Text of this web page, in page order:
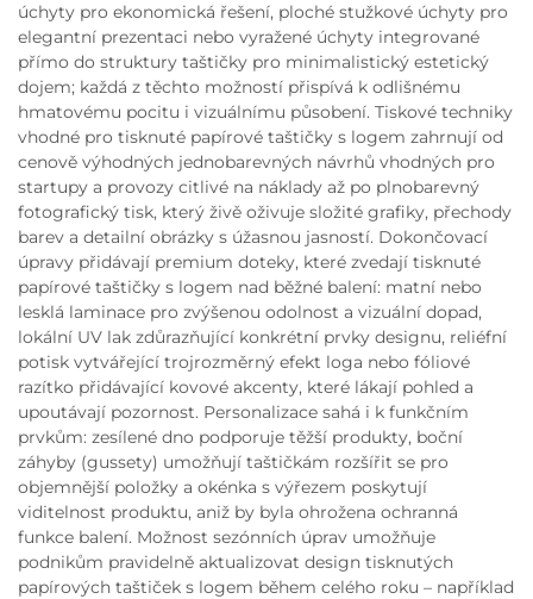
úchyty pro ekonomická řešení, ploché stužkové úchyty pro
elegantní prezentaci nebo vyražené úchyty integrované
přímo do struktury taštičky pro minimalistický estetický
dojem; každá z těchto možností přispívá k odlišnému
hmatovému pocitu i vizuálnímu působení. Tiskové techniky
vhodné pro tisknuté papírové taštičky s logem zahrnují od
cenově výhodných jednobarevných návrhů vhodných pro
startupy a provozy citlivé na náklady až po plnobarevný
fotografický tisk, který živě oživuje složité grafiky, přechody
barev a detailní obrázky s úžasnou jasností. Dokončovací
úpravy přidávají premium doteky, které zvedají tisknuté
papírové taštičky s logem nad běžné balení: matní nebo
lesklá laminace pro zvýšenou odolnost a vizuální dopad,
lokální UV lak zdůrazňující konkrétní prvky designu, reliéfní
potisk vytvářející trojrozměrný efekt loga nebo fóliové
razítko přidávající kovové akcenty, které lákají pohled a
upoutávají pozornost. Personalizace sahá i k funkčním
prvkům: zesílené dno podporuje těžší produkty, boční
záhyby (gussety) umožňují taštičkám rozšířit se pro
objemnější položky a okénka s výřezem poskytují
viditelnost produktu, aniž by byla ohrožena ochranná
funkce balení. Možnost sezónních úprav umožňuje
podnikům pravidelně aktualizovat design tisknutých
papírových taštiček s logem během celého roku – například